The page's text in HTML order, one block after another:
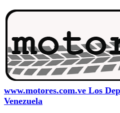
www.motores.com.ve Los
Venezuela